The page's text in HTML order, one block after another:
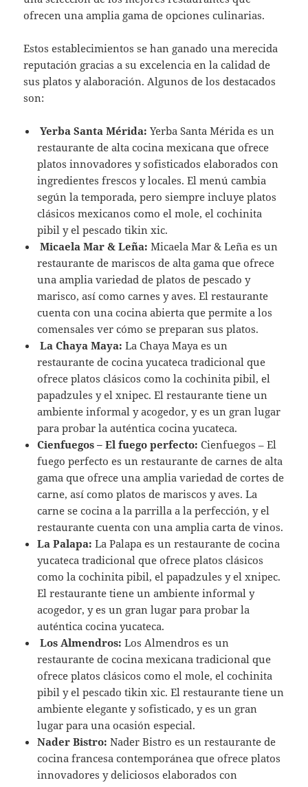
ofrecen una amplia gama de opciones culinarias.
Estos establecimientos se han ganado una merecida
reputación gracias a su excelencia en la calidad de
sus platos y alaboración. Algunos de los destacados
son:
Yerba Santa Mérida:Yerba Santa Mérida es un
restaurante de alta cocina mexicana que ofrece
platos innovadores y sofisticados elaborados con
ingredientes frescos y locales. El menú cambia
según la temporada, pero siempre incluye platos
clásicos mexicanos como el mole, el cochinita
pibil y el pescado tikin xic.
Micaela Mar & Leña:Micaela Mar & Leña es un
restaurante de mariscos de alta gama que ofrece
una amplia variedad de platos de pescado y
marisco, así como carnes y aves. El restaurante
cuenta con una cocina abierta que permite a los
comensales ver cómo se preparan sus platos.
La Chaya Maya:La Chaya Maya es un
restaurante de cocina yucateca tradicional que
ofrece platos clásicos como la cochinita pibil, el
papadzules y el xnipec. El restaurante tiene un
ambiente informal y acogedor, y es un gran lugar
para probar la auténtica cocina yucateca.
Cienfuegos – El fuego perfecto:Cienfuegos – El
fuego perfecto es un restaurante de carnes de alta
gama que ofrece una amplia variedad de cortes de
carne, así como platos de mariscos y aves. La
carne se cocina a la parrilla a la perfección, y el
restaurante cuenta con una amplia carta de vinos.
La Palapa:La Palapa es un restaurante de cocina
yucateca tradicional que ofrece platos clásicos
como la cochinita pibil, el papadzules y el xnipec.
El restaurante tiene un ambiente informal y
acogedor, y es un gran lugar para probar la
auténtica cocina yucateca.
Los Almendros:Los Almendros es un
restaurante de cocina mexicana tradicional que
ofrece platos clásicos como el mole, el cochinita
pibil y el pescado tikin xic. El restaurante tiene un
ambiente elegante y sofisticado, y es un gran
lugar para una ocasión especial.
Nader Bistro:Nader Bistro es un restaurante de
cocina francesa contemporánea que ofrece platos
innovadores y deliciosos elaborados con